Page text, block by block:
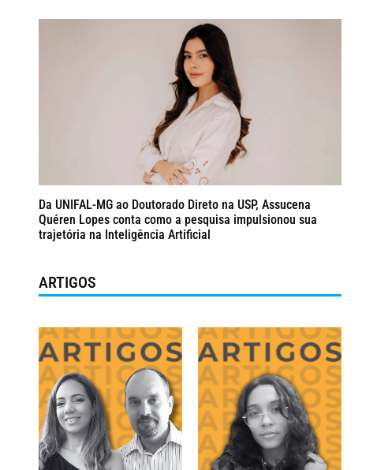
Da UNIFAL-MG ao Doutorado Direto na USP, Assucena
Quéren Lopes conta como a pesquisa impulsionou sua
trajetória na Inteligência Artificial
ARTIGOS